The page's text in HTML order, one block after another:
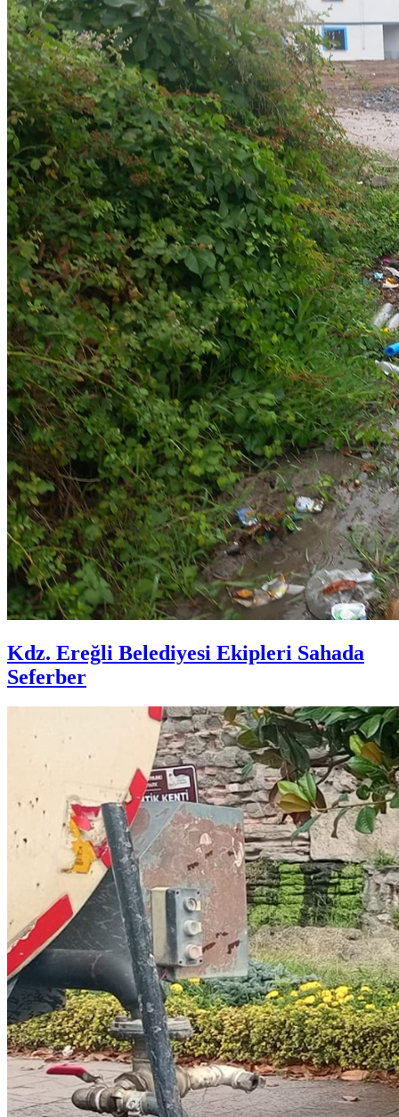
Kdz. Ereğli Belediyesi Ekipleri Sahada
Seferber